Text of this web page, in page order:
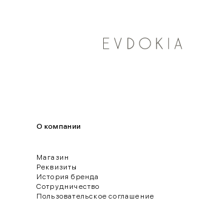
О компании
Магазин
Реквизиты
История бренда
Сотрудничество
Пользовательское соглашение